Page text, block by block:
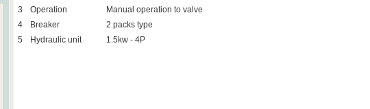
3
Operation
Manual operation to valve
4
Breaker
2 packs type
5
Hydraulic unit 1.5kw - 4P